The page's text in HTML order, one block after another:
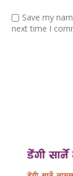
Save my
next time I